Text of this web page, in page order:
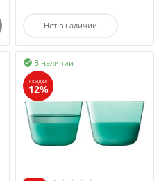
Нет в наличии
В наличии

СКИДКА
12%